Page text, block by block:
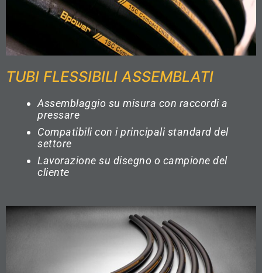
TUBI FLESSIBILI ASSEMBLATI
Assemblaggio su misura con raccordi a
pressare
Compatibili con i principali standard del
settore
Lavorazione su disegno o campione del
cliente